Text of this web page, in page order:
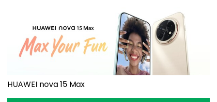
HUAWEI nova 15 Max